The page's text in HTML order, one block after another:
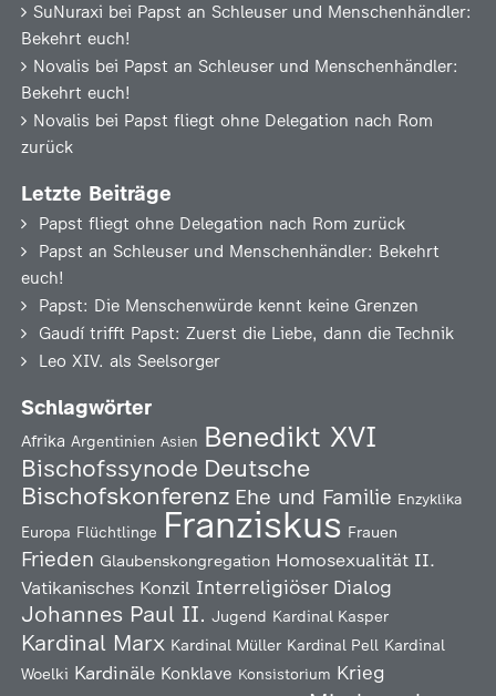
SuNuraxi bei Papst an Schleuser und Menschenhändler:
Bekehrt euch!
Novalis bei Papst an Schleuser und Menschenhändler:
Bekehrt euch!
Novalis bei Papst fliegt ohne Delegation nach Rom
zurück
Letzte Beiträge
Papst fliegt ohne Delegation nach Rom zurück
Papst an Schleuser und Menschenhändler: Bekehrt
euch!
Papst: Die Menschenwürde kennt keine Grenzen
Gaudí trifft Papst: Zuerst die Liebe, dann die Technik
Leo XIV. als Seelsorger
Schlagwörter
Afrika Argentinien Asien Benedikt XVI
Bischofssynode Deutsche
Bischofskonferenz Ehe und Familie Enzyklika
Europa Flüchtlinge Franziskus Frauen
Frieden Glaubenskongregation Homosexualität II.
Vatikanisches Konzil Interreligiöser Dialog
Johannes Paul II. Jugend Kardinal Kasper
Kardinal Marx Kardinal Müller Kardinal Pell Kardinal
Woelki Kardinäle Konklave Konsistorium Krieg